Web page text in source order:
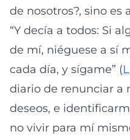
de nosotros?, sino es
“Y decía a todos: Si
de mí, niéguese a sí
cada día, y sígame” (
diario de renunciar a
deseos, e
no vivir para mí